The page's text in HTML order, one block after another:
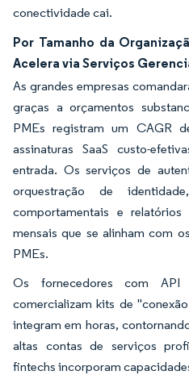
conectividade cai.
Por Tamanho da
Acelera via Serviços
As grandes empresas
graças a orçamentos
PMEs registram um CAGR
assinaturas SaaS custo-
entrada. Os serviços de
orquestração de
comportamentais e
mensais que se alinham com
PMEs.
Os fornecedores com
comercializam kits de
integram em horas,
altas contas de serviços
fintechs incorporam